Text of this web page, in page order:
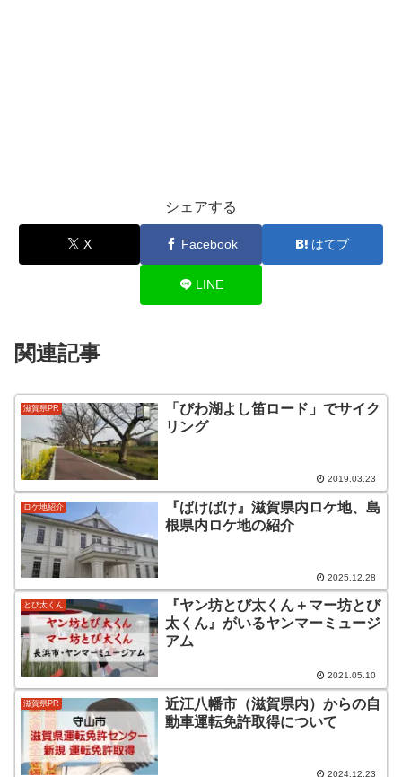
シェアする
X Facebook はてブ
LINE
関連記事
滋賀県PR
「びわ湖よし笛ロード」でサイク
リング
2019.03.23
ロケ地紹介
『ばけばけ』滋賀県内ロケ地、島
根県内ロケ地の紹介
2025.12.28
とび太くん
『ヤン坊とび太くん＋マー坊とび
太くん』がいるヤンマーミュージ
アム
2021.05.10
滋賀県PR
近江八幡市（滋賀県内）からの自
動車運転免許取得について
2024.12.23